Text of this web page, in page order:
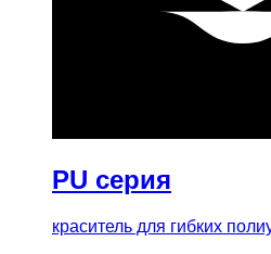
PU серия
краситель для гибких